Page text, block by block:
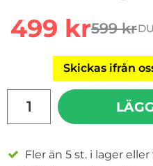
rea pris
499 krtidigare
599 kr
Skickas ifrån
Fler än 5 st. i lager